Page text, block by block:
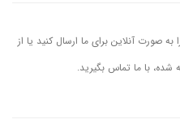
به صورت آنلاین برای ما ارسال کنید یا از
شده، با ما تماس بگیرید.